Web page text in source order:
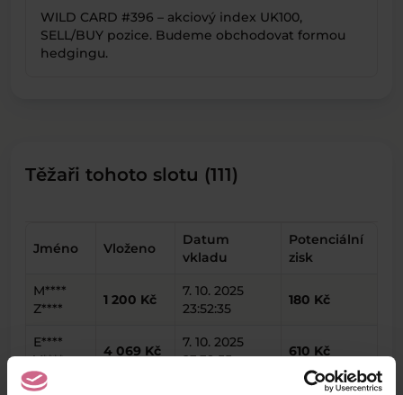
WILD CARD #396 – akciový index UK100,
SELL/BUY pozice. Budeme obchodovat formou
hedgingu.
Těžaři tohoto slotu (111)
Jméno Vloženo
Datum
vkladu
Potenciální
zisk
M****
Z****
1 200 Kč
7. 10. 2025
23:52:35
180 Kč
E****
V****
4 069 Kč
7. 10. 2025
23:39:55
610 Kč